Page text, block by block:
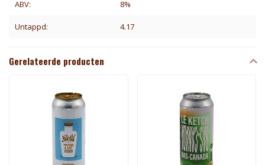
ABV: 8%
Untappd: 4.17
Gerelateerde producten